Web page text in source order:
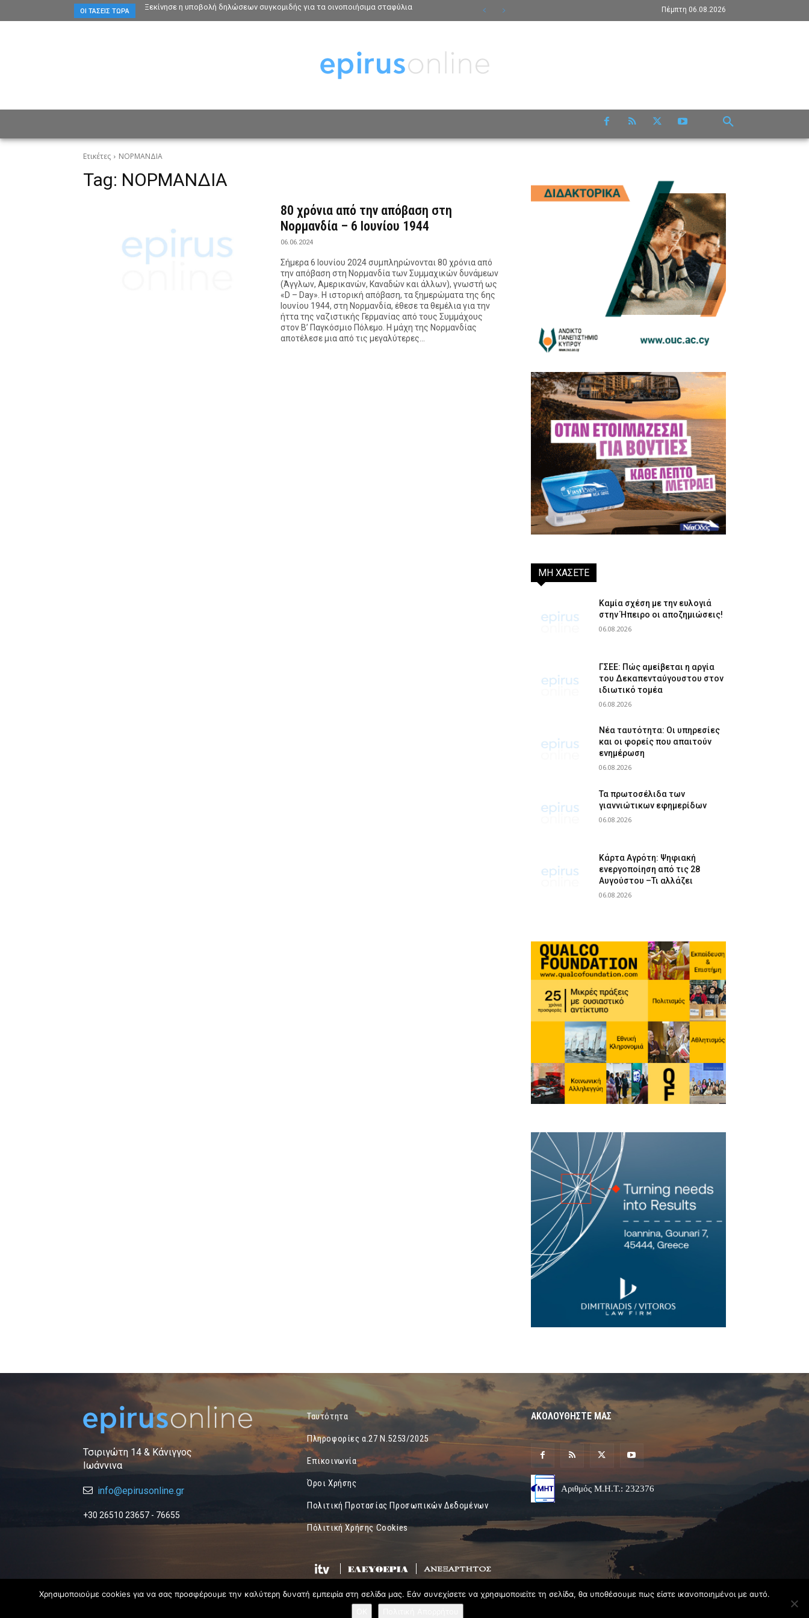
ΟΙ ΤΆΣΕΙΣ ΤΏΡΑ Ξεκίνησε η υποβολή δηλώσεων συγκομιδής για τα οινοποιήσιμα σταφύλια Πέμπτη 06.08.2026
Ετικέτες ΝΟΡΜΑΝΔΙΑ
Tag: ΝΟΡΜΑΝΔΙΑ
80 χρόνια από την απόβαση στη
Νορμανδία – 6 Ιουνίου 1944
06.06.2024
Σήμερα 6 Ιουνίου 2024 συμπληρώνονται 80 χρόνια από
την απόβαση στη Νορμανδία των Συμμαχικών δυνάμεων
(Άγγλων, Αμερικανών, Καναδών και άλλων), γνωστή ως
«D – Day». Η ιστορική απόβαση, τα ξημερώματα της 6ης
Ιουνίου 1944, στη Νορμανδία, έθεσε τα θεμέλια για την
ήττα της ναζιστικής Γερμανίας από τους Συμμάχους
στον Β’ Παγκόσμιο Πόλεμο. Η μάχη της Νορμανδίας
αποτέλεσε μια από τις μεγαλύτερες...
ΜΗ ΧΑΣΕΤΕ
Καμία σχέση με την ευλογιά
στην Ήπειρο οι αποζημιώσεις!
06.08.2026
ΓΣΕΕ: Πώς αμείβεται η αργία
του Δεκαπενταύγουστου στον
ιδιωτικό τομέα
06.08.2026
Νέα ταυτότητα: Οι υπηρεσίες
και οι φορείς που απαιτούν
ενημέρωση
06.08.2026
Τα πρωτοσέλιδα των
γιαννιώτικων εφημερίδων
06.08.2026
Κάρτα Αγρότη: Ψηφιακή
ενεργοποίηση από τις 28
Αυγούστου –Τι αλλάζει
06.08.2026
Τσιριγώτη 14 & Κάνιγγος
Ιωάννινα
info@epirusonline.gr
+30 26510 23657 - 76655
Ταυτότητα
Πληροφορίες α.27 Ν.5253/2025
Επικοινωνία
Όροι Χρήσης
Πολιτική Προτασίας Προσωπικών Δεδομένων
Πόλιτική Χρήσης Cookies
ΑΚΟΛΟΥΘΗΣΤΕ ΜΑΣ
Αριθμός Μ.Η.Τ.: 232376
Χρησιμοποιούμε cookies για να σας προσφέρουμε την καλύτερη δυνατή εμπειρία στη σελίδα μας. Εάν συνεχίσετε να χρησιμοποιείτε τη σελίδα, θα υποθέσουμε πως είστε ικανοποιημένοι με αυτό.